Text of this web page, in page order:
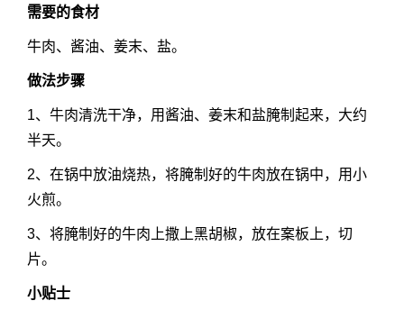
需要的食材
牛肉、酱油、姜末、盐。
做法步骤
1、牛肉清洗干净，用酱油、姜末和盐腌制起来，大约
半天。
2、在锅中放油烧热，将腌制好的牛肉放在锅中，用小
火煎。
3、将腌制好的牛肉上撒上黑胡椒，放在案板上，切
片。
小贴士